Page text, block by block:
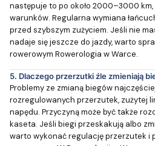
następuje to po około 2000–3000
warunków. Regularna wymiana
przed szybszym zużyciem. Jeśli nie
nadaje się jeszcze do jazdy, warto
rowerowym Rowerologia w Warce.
5. Dlaczego przerzutki źle zmieniają
Problemy ze zmianą biegów
rozregulowanych przerzutek, zużytej
napędu. Przyczyną może być także
kaseta. Jeśli biegi przeskakują albo
warto wykonać regulację przerzutek i